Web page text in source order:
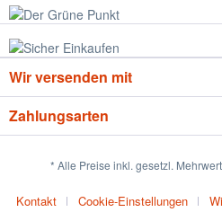
Wir versenden mit
Zahlungsarten
* Alle Preise inkl. gesetzl.
Kontakt Cookie-Einstellungen